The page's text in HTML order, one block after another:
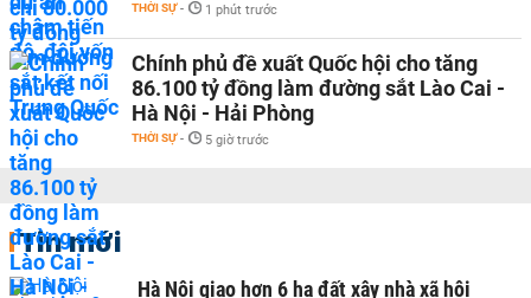
THỜI SỰ - 1 phút trước
Chính phủ đề xuất Quốc hội cho tăng
86.100 tỷ đồng làm đường sắt Lào Cai -
Hà Nội - Hải Phòng
THỜI SỰ - 5 giờ trước
Tin mới
Hà Nội giao hơn 6 ha đất xây nhà xã hội